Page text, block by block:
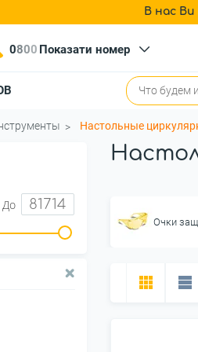
В нас
0800 Показати номер
Настольные
До
Очки